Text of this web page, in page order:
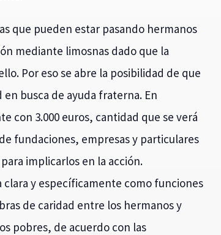
que pueden estar pasando hermanos
mediante limosnas dado que la
Por eso se abre la posibilidad de que
busca de ayuda fraterna. En
con 3.000 euros, cantidad que se verá
fundaciones, empresas y particulares
implicarlos en la acción.
clara y específicamente como funciones
de caridad entre los hermanos y
pobres, de acuerdo con las